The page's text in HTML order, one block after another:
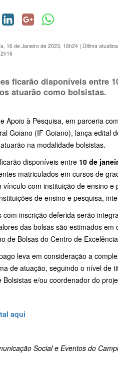
16 de Janeiro de 2023, 16h24 | Última
ficarão disponíveis entre
atuarão como bolsistas.
Apoio à Pesquisa, em parceria
Goiano (IF Goiano), lança edital
na modalidade bolsistas.
disponíveis entre 10 de
matriculados em cursos de
vínculo com instituição de ensino
de ensino e pesquisa,
com inscrição deferida serão
das bolsas são estimados
de Bolsas do Centro de
leva em consideração a
de atuação, seguindo o nível de
Bolsistas e/ou coordenador do
aqui
Social e Eventos do